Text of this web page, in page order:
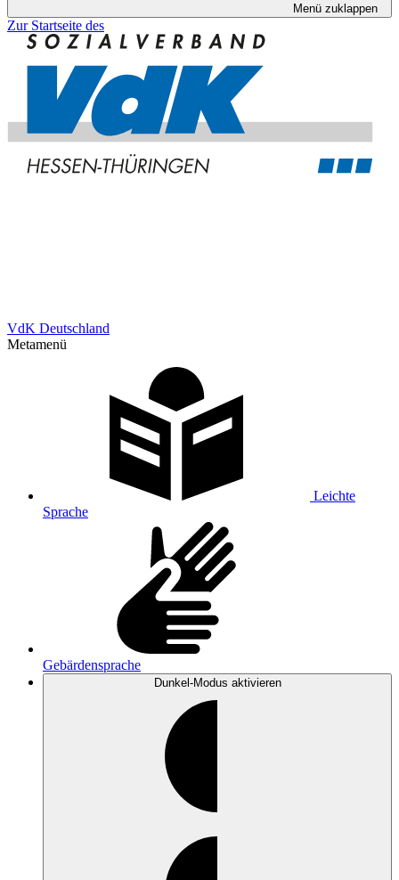
Menü zuklappen
Zur Startseite des
VdK Deutschland
Metamenü
Leichte
Sprache
Gebärdensprache
Dunkel-Modus aktivieren